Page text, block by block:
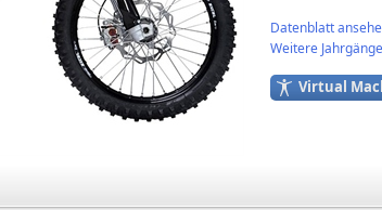
Datenblatt
Weitere
Virtual